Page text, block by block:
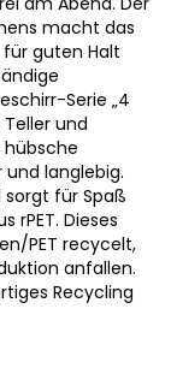
macht das
guten Halt
Serie „4
und
hübsche
und langlebig.
sorgt für Spaß
rPET. Dieses
PET recycelt,
anfallen.
Recycling